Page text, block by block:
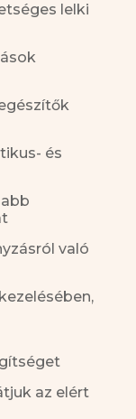
lelki
és
való
az elért